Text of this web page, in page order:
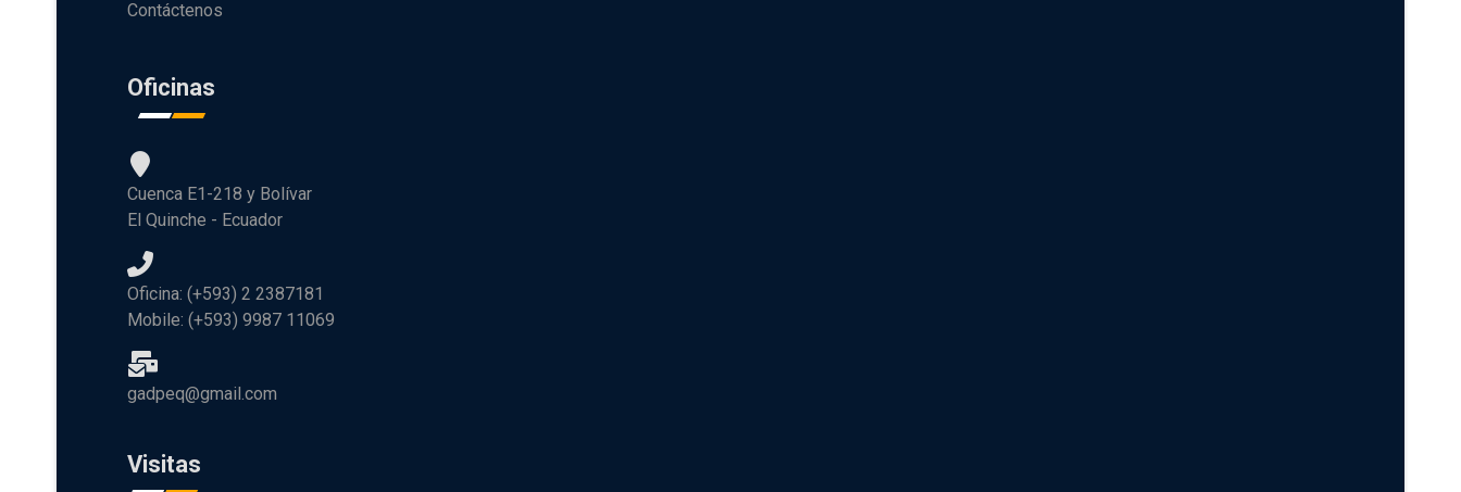
Contáctenos
Oficinas
Cuenca E1-218 y Bolívar
El Quinche - Ecuador
Oficina: (+593) 2 2387181
Mobile: (+593) 9987 11069
gadpeq@gmail.com
Visitas